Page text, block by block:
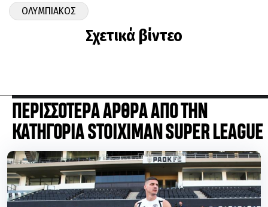
ΟΛΥΜΠΙΑΚΟΣ
Σχετικά βίντεο
ΠΕΡΙΣΣΟΤΕΡΑ ΑΡΘΡΑ ΑΠΟ ΤΗΝ
ΚΑΤΗΓΟΡΙΑ STOIXIMAN SUPER LEAGUE